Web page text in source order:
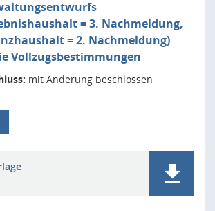
= 3. Nachmeldung,
= 2. Nachmeldung)
Vollzugsbestimmungen
mit Änderung beschlossen